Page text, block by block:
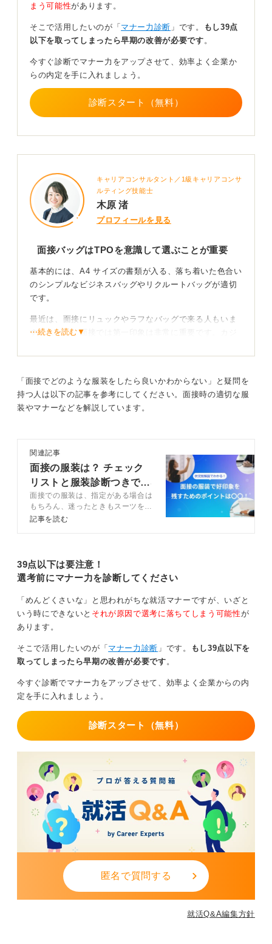
それよりも大切なのは、面接の内容です。面接官は、そ
の人の容姿や全体像より、人柄を重視しています。
結論として、「リクルートバッグでなければダメ」とい
うこともまったくありません。自分らしさを大切にしつ
つ、場にふさわしい清潔感を意識して選ぶのが良いと言
えます。
まう可能性があります。
そこで活用したいのが「 マナー力診断 」です。
もし39点
以下を取ってしまったら早期の改善が必要です 。
今すぐ診断でマナー力をアップさせて、効率よく企業か
らの内定を手に入れましょう。
診断スタート（無料）
キャリアコンサルタント／1級キャリアコンサ
ルティング技能士
木原 渚
プロフィールを見る
面接バッグはTPOを意識して選ぶことが重要
基本的には、A4 サイズの書類が入る、落ち着いた色合い
のシンプルなビジネスバッグやリクルートバッグが適切
です。
最近は、面接にリュックやラフなバッグで来る人もいま
す。しかし、面接では第一印象は非常に重要です。カジ
無難だと言えます。
バッグ一つで評価を下げないように注意しよう！
しての基本的なマナーや配慮が欠けていると見なされる
場合もあります。
せっかくスーツをきちんと着こなし、身だしなみを整え
ても、バッグ一つで印象を下げてしまうのは非常に惜し
いことです。バッグの扱いにも注意をしましょう。
⋯続きを読む▼
「面接でどのような服装をしたら良いかわからない」と疑問を
持つ人は以下の記事を参考にしてください。面接時の適切な服
装やマナーなどを解説しています。
関連記事
面接の服装は？ チェック
リストと服装診断つきで解
説
面接での服装は、指定がある場合は
もちろん、迷ったときもスーツを選
ぶのが安心です。指定がない、もし
ンサルタントが詳しく解説している
ので参考にしてみてください。
記事を読む
39点以下は要注意！
選考前にマナー力を診断してください
「めんどくさいな」と思われがちな就活マナーですが、いざと
いう時にできないと それが原因で選考に落ちてしまう可能性が
あります。
そこで活用したいのが「 マナー力診断 」です。
もし39点以下を
取ってしまったら早期の改善が必要です。
今すぐ診断でマナー力をアップさせて、効率よく企業からの内
定を手に入れましょう。
診断スタート（無料）
匿名で質問する
就活Q&A編集方針